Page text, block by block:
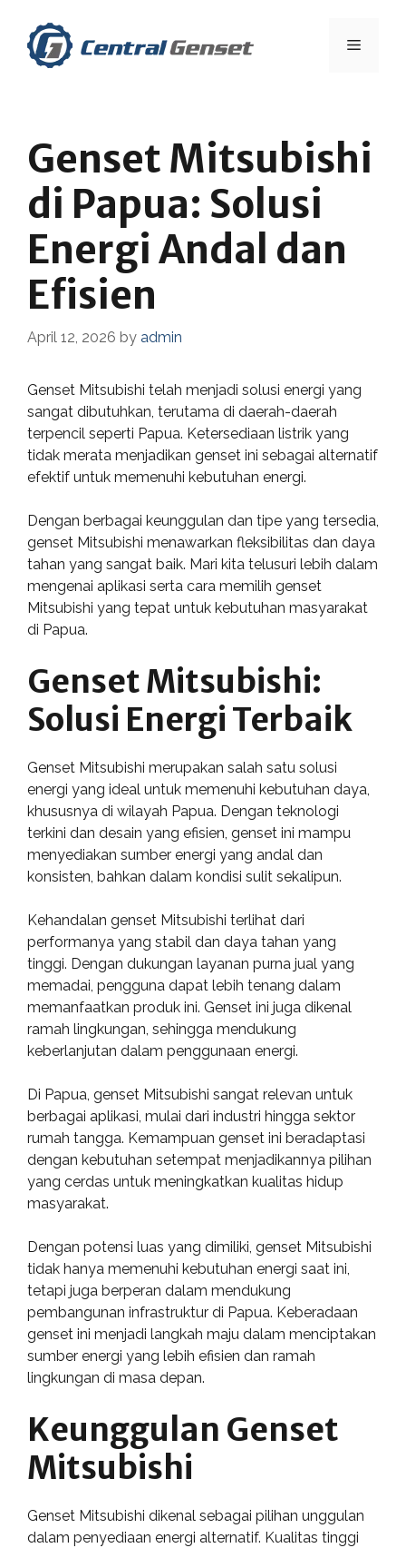
content
Menu
Genset Mitsubishi
di Papua: Solusi
Energi Andal dan
Efisien
April 12, 2026 by admin
Genset Mitsubishi telah menjadi solusi energi yang
sangat dibutuhkan, terutama di daerah-daerah
terpencil seperti Papua. Ketersediaan listrik yang
tidak merata menjadikan genset ini sebagai alternatif
efektif untuk memenuhi kebutuhan energi.
Dengan berbagai keunggulan dan tipe yang tersedia,
genset Mitsubishi menawarkan fleksibilitas dan daya
tahan yang sangat baik. Mari kita telusuri lebih dalam
mengenai aplikasi serta cara memilih genset
Mitsubishi yang tepat untuk kebutuhan masyarakat
di Papua.
Genset Mitsubishi:
Solusi Energi Terbaik
Genset Mitsubishi merupakan salah satu solusi
energi yang ideal untuk memenuhi kebutuhan daya,
khususnya di wilayah Papua. Dengan teknologi
terkini dan desain yang efisien, genset ini mampu
menyediakan sumber energi yang andal dan
konsisten, bahkan dalam kondisi sulit sekalipun.
Kehandalan genset Mitsubishi terlihat dari
performanya yang stabil dan daya tahan yang
tinggi. Dengan dukungan layanan purna jual yang
memadai, pengguna dapat lebih tenang dalam
memanfaatkan produk ini. Genset ini juga dikenal
ramah lingkungan, sehingga mendukung
keberlanjutan dalam penggunaan energi.
Di Papua, genset Mitsubishi sangat relevan untuk
berbagai aplikasi, mulai dari industri hingga sektor
rumah tangga. Kemampuan genset ini beradaptasi
dengan kebutuhan setempat menjadikannya pilihan
yang cerdas untuk meningkatkan kualitas hidup
masyarakat.
Dengan potensi luas yang dimiliki, genset Mitsubishi
tidak hanya memenuhi kebutuhan energi saat ini,
tetapi juga berperan dalam mendukung
pembangunan infrastruktur di Papua. Keberadaan
genset ini menjadi langkah maju dalam menciptakan
sumber energi yang lebih efisien dan ramah
lingkungan di masa depan.
Keunggulan Genset
Mitsubishi
Genset Mitsubishi dikenal sebagai pilihan unggulan
dalam penyediaan energi alternatif. Kualitas tinggi